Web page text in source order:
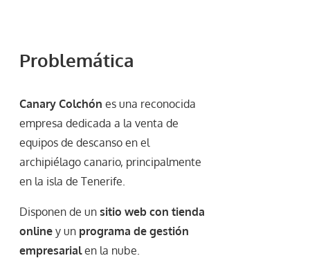
Problemática
Canary Colchón es una reconocida
empresa dedicada a la venta de
equipos de descanso en el
archipiélago canario, principalmente
en la isla de Tenerife.
Disponen de un sitio web con tienda
online y un programa de gestión
empresarialen la nube.